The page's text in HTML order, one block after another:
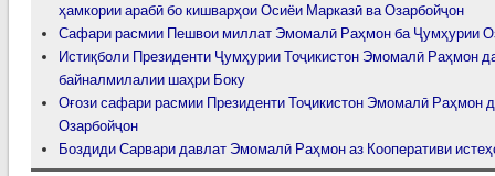
ҳамкории арабӣ бо кишварҳои Осиёи Марказӣ ва Озарбойҷон
Сафари расмии Пешвои миллат Эмомалӣ Раҳмон ба Ҷумҳурии
Истиқболи Президенти Ҷумҳурии Тоҷикистон Эмомалӣ Раҳмон
байналмилалии шаҳри Боку
Оғози сафари расмии Президенти Тоҷикистон Эмомалӣ Раҳмон
Озарбойҷон
Боздиди Сарвари давлат Эмомалӣ Раҳмон аз Кооперативи